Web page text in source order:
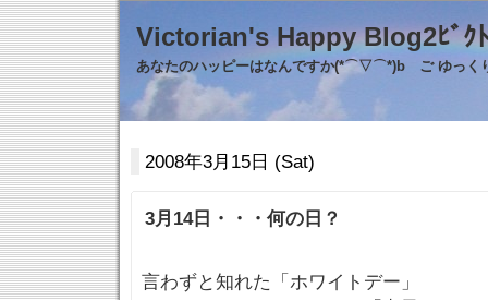
Victorian's Happy
あなたのハッピーはなんですか(*⌒▽⌒*)b ご ゆっく
2008年3月15日 (Sat)
3月14日・・・何の日？
言わずと知れた「ホワイトデー」